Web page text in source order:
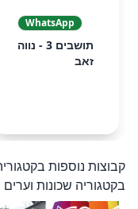
WhatsApp
תושבים 3 - נווה
זאב
קבוצות נוספות
בקטגוריה שכונות וערים